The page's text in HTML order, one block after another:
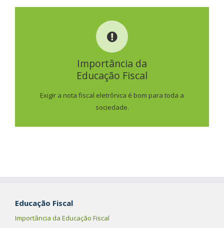
Importância da
Educação Fiscal
Exigir a nota fiscal eletrônica é bom para toda a
sociedade.
IMPORTÂNCIA DA
SAIBA MAIS
Educação Fiscal
Importância da Educação Fiscal